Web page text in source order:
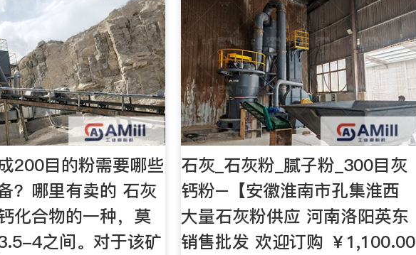
200目的粉需要哪些
？哪里有卖的 石灰
化合物的一种，莫
4之间。对于该矿
石灰_石灰粉_腻子粉_300目灰
钙粉–【安徽淮南市孔集淮西
大量石灰粉供应 河南洛阳英东
销售批发 欢迎订购 ￥1,100.00